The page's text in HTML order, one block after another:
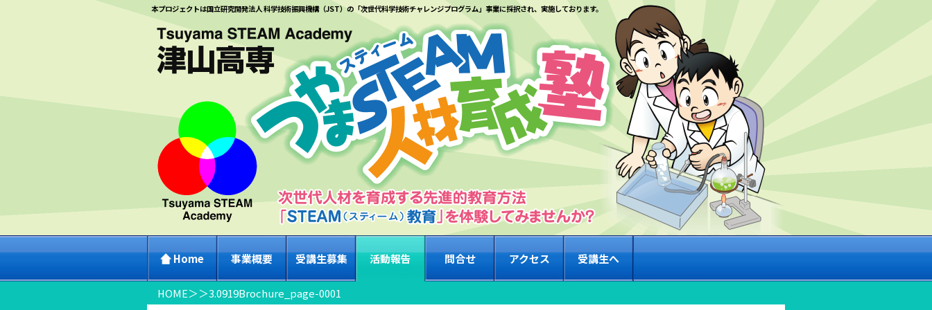
本プロジェクトは国立研究開発法人 科学技術振興機構（JST）の「次世代科学技術チャレンジプログラム」事業に採択され、実施しております。
Home 事業概要 受講生募集 活動報告 問合せ アクセス 受講生へ
HOME＞＞3.0919Brochure_page-0001